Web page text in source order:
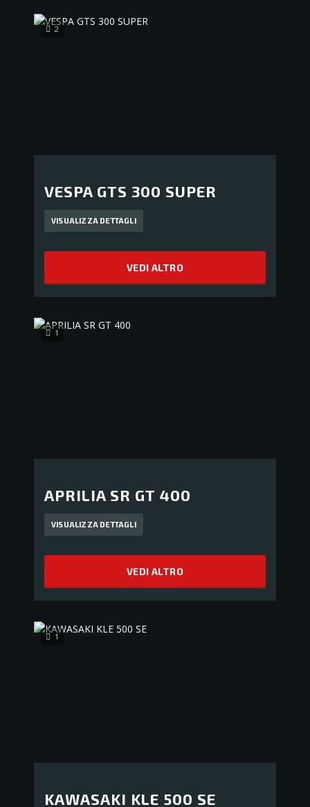
2
VESPA GTS 300 SUPER
VISUALIZZA DETTAGLI
VEDI ALTRO
1
APRILIA SR GT 400
VISUALIZZA DETTAGLI
VEDI ALTRO
1
KAWASAKI KLE 500 SE